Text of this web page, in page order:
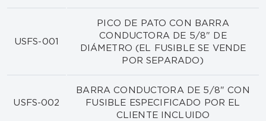
USFS-001
PICO DE PATO CON BARRA
CONDUCTORA DE 5/8" DE
DIÁMETRO (EL FUSIBLE SE VENDE
POR SEPARADO)
USFS-002
BARRA CONDUCTORA DE 5/8" CON
FUSIBLE ESPECIFICADO POR EL
CLIENTE INCLUIDO